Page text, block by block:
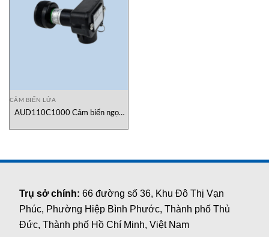
CẢM BIẾN LỬA
AUD110C1000 Cảm biến ngọn
Trụ sở chính:66 đường số 36, Khu Đô Thị Vạn
Phúc, Phường Hiệp Bình Phước, Thành phố Thủ
Đức, Thành phố Hồ Chí Minh, Việt Nam